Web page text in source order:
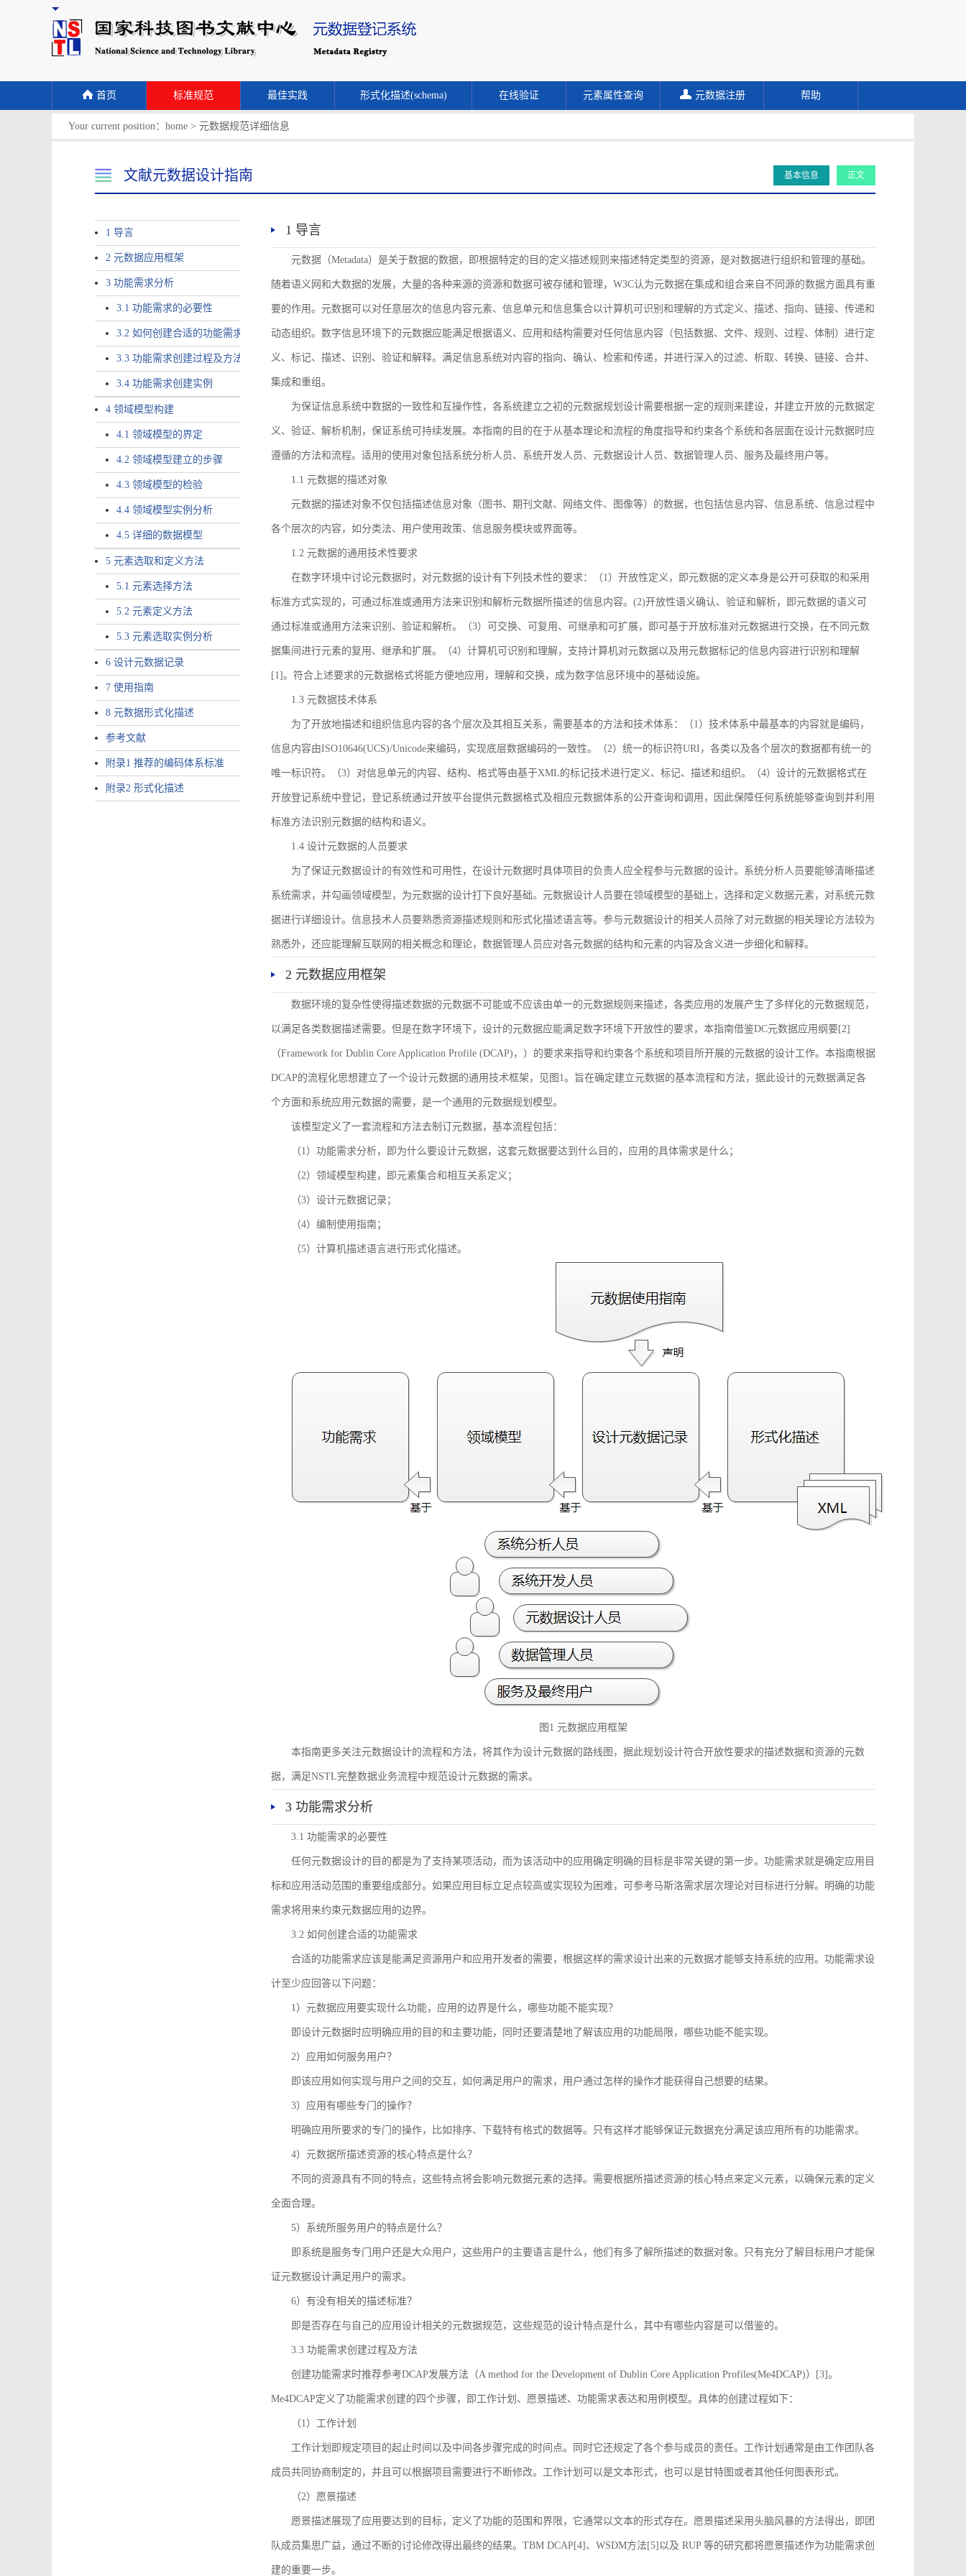
首页 标准规范 最佳实践 形式化描述(schema) 在线验证 元素属性查询 元数据注册 帮助
Your current position： home > 元数据规范详细信息
文献元数据设计指南 基本信息 正文
1 导言
2 元数据应用框架
3 功能需求分析
3.1 功能需求的必要性
3.2 如何创建合适的功能需求
3.3 功能需求创建过程及方法
3.4 功能需求创建实例
4 领域模型构建
4.1 领域模型的界定
4.2 领域模型建立的步骤
4.3 领域模型的检验
4.4 领域模型实例分析
4.5 详细的数据模型
5 元素选取和定义方法
5.1 元素选择方法
5.2 元素定义方法
5.3 元素选取实例分析
6 设计元数据记录
7 使用指南
8 元数据形式化描述
参考文献
附录1 推荐的编码体系标准
附录2 形式化描述
1 导言
元数据（Metadata）是关于数据的数据，即根据特定的目的定义描述规则来描述特定类型的资源，是对数据进行组织和管理的基础。
随着语义网和大数据的发展，大量的各种来源的资源和数据可被存储和管理，W3C认为元数据在集成和组合来自不同源的数据方面具有重
要的作用。元数据可以对任意层次的信息内容元素、信息单元和信息集合以计算机可识别和理解的方式定义、描述、指向、链接、传递和
动态组织。数字信息环境下的元数据应能满足根据语义、应用和结构需要对任何信息内容（包括数据、文件、规则、过程、体制）进行定
义、标记、描述、识别、验证和解释。满足信息系统对内容的指向、确认、检索和传递，并进行深入的过滤、析取、转换、链接、合并、
集成和重组。
为保证信息系统中数据的一致性和互操作性，各系统建立之初的元数据规划设计需要根据一定的规则来建设，并建立开放的元数据定
义、验证、解析机制，保证系统可持续发展。本指南的目的在于从基本理论和流程的角度指导和约束各个系统和各层面在设计元数据时应
遵循的方法和流程。适用的使用对象包括系统分析人员、系统开发人员、元数据设计人员、数据管理人员、服务及最终用户等。
1.1 元数据的描述对象
元数据的描述对象不仅包括描述信息对象（图书、期刊文献、网络文件、图像等）的数据，也包括信息内容、信息系统、信息过程中
各个层次的内容，如分类法、用户使用政策、信息服务模块或界面等。
1.2 元数据的通用技术性要求
在数字环境中讨论元数据时，对元数据的设计有下列技术性的要求：（1）开放性定义，即元数据的定义本身是公开可获取的和采用
标准方式实现的，可通过标准或通用方法来识别和解析元数据所描述的信息内容。(2)开放性语义确认、验证和解析，即元数据的语义可
通过标准或通用方法来识别、验证和解析。（3）可交换、可复用、可继承和可扩展，即可基于开放标准对元数据进行交换，在不同元数
据集间进行元素的复用、继承和扩展。（4）计算机可识别和理解，支持计算机对元数据以及用元数据标记的信息内容进行识别和理解
[1]。符合上述要求的元数据格式将能方便地应用，理解和交换，成为数字信息环境中的基础设施。
1.3 元数据技术体系
为了开放地描述和组织信息内容的各个层次及其相互关系，需要基本的方法和技术体系：（1）技术体系中最基本的内容就是编码，
信息内容由ISO10646(UCS)/Unicode来编码，实现底层数据编码的一致性。（2）统一的标识符URI，各类以及各个层次的数据都有统一的
唯一标识符。（3）对信息单元的内容、结构、格式等由基于XML的标记技术进行定义、标记、描述和组织。（4）设计的元数据格式在
开放登记系统中登记，登记系统通过开放平台提供元数据格式及相应元数据体系的公开查询和调用，因此保障任何系统能够查询到并利用
标准方法识别元数据的结构和语义。
1.4 设计元数据的人员要求
为了保证元数据设计的有效性和可用性，在设计元数据时具体项目的负责人应全程参与元数据的设计。系统分析人员要能够清晰描述
系统需求，并勾画领域模型，为元数据的设计打下良好基础。元数据设计人员要在领域模型的基础上，选择和定义数据元素，对系统元数
据进行详细设计。信息技术人员要熟悉资源描述规则和形式化描述语言等。参与元数据设计的相关人员除了对元数据的相关理论方法较为
熟悉外，还应能理解互联网的相关概念和理论，数据管理人员应对各元数据的结构和元素的内容及含义进一步细化和解释。
2 元数据应用框架
数据环境的复杂性使得描述数据的元数据不可能或不应该由单一的元数据规则来描述，各类应用的发展产生了多样化的元数据规范，
以满足各类数据描述需要。但是在数字环境下，设计的元数据应能满足数字环境下开放性的要求，本指南借鉴DC元数据应用纲要[2]
（Framework for Dublin Core Application Profile (DCAP)，）的要求来指导和约束各个系统和项目所开展的元数据的设计工作。本指南根据
DCAP的流程化思想建立了一个设计元数据的通用技术框架，见图1。旨在确定建立元数据的基本流程和方法，据此设计的元数据满足各
个方面和系统应用元数据的需要，是一个通用的元数据规划模型。
该模型定义了一套流程和方法去制订元数据，基本流程包括：
（1）功能需求分析，即为什么要设计元数据，这套元数据要达到什么目的，应用的具体需求是什么；
（2）领域模型构建，即元素集合和相互关系定义；
（3）设计元数据记录；
（4）编制使用指南；
（5）计算机描述语言进行形式化描述。
图1 元数据应用框架
本指南更多关注元数据设计的流程和方法，将其作为设计元数据的路线图，据此规划设计符合开放性要求的描述数据和资源的元数
据，满足NSTL完整数据业务流程中规范设计元数据的需求。
3 功能需求分析
3.1 功能需求的必要性
任何元数据设计的目的都是为了支持某项活动，而为该活动中的应用确定明确的目标是非常关键的第一步。功能需求就是确定应用目
标和应用活动范围的重要组成部分。如果应用目标立足点较高或实现较为困难，可参考马斯洛需求层次理论对目标进行分解。明确的功能
需求将用来约束元数据应用的边界。
3.2 如何创建合适的功能需求
合适的功能需求应该是能满足资源用户和应用开发者的需要，根据这样的需求设计出来的元数据才能够支持系统的应用。功能需求设
计至少应回答以下问题：
1）元数据应用要实现什么功能，应用的边界是什么，哪些功能不能实现？
即设计元数据时应明确应用的目的和主要功能，同时还要清楚地了解该应用的功能局限，哪些功能不能实现。
2）应用如何服务用户？
即该应用如何实现与用户之间的交互，如何满足用户的需求，用户通过怎样的操作才能获得自己想要的结果。
3）应用有哪些专门的操作？
明确应用所要求的专门的操作，比如排序、下载特有格式的数据等。只有这样才能够保证元数据充分满足该应用所有的功能需求。
4）元数据所描述资源的核心特点是什么？
不同的资源具有不同的特点，这些特点将会影响元数据元素的选择。需要根据所描述资源的核心特点来定义元素，以确保元素的定义
全面合理。
5）系统所服务用户的特点是什么？
即系统是服务专门用户还是大众用户，这些用户的主要语言是什么，他们有多了解所描述的数据对象。只有充分了解目标用户才能保
证元数据设计满足用户的需求。
6）有没有相关的描述标准？
即是否存在与自己的应用设计相关的元数据规范，这些规范的设计特点是什么，其中有哪些内容是可以借鉴的。
3.3 功能需求创建过程及方法
创建功能需求时推荐参考DCAP发展方法（A method for the Development of Dublin Core Application Profiles(Me4DCAP)）[3]。
Me4DCAP定义了功能需求创建的四个步骤，即工作计划、愿景描述、功能需求表达和用例模型。具体的创建过程如下：
（1）工作计划
工作计划即规定项目的起止时间以及中间各步骤完成的时间点。同时它还规定了各个参与成员的责任。工作计划通常是由工作团队各
成员共同协商制定的，并且可以根据项目需要进行不断修改。工作计划可以是文本形式，也可以是甘特图或者其他任何图表形式。
（2）愿景描述
愿景描述展现了应用要达到的目标，定义了功能的范围和界限，它通常以文本的形式存在。愿景描述采用头脑风暴的方法得出，即团
队成员集思广益，通过不断的讨论修改得出最终的结果。TBM DCAP[4]、WSDM方法[5]以及 RUP 等的研究都将愿景描述作为功能需求创
建的重要一步。